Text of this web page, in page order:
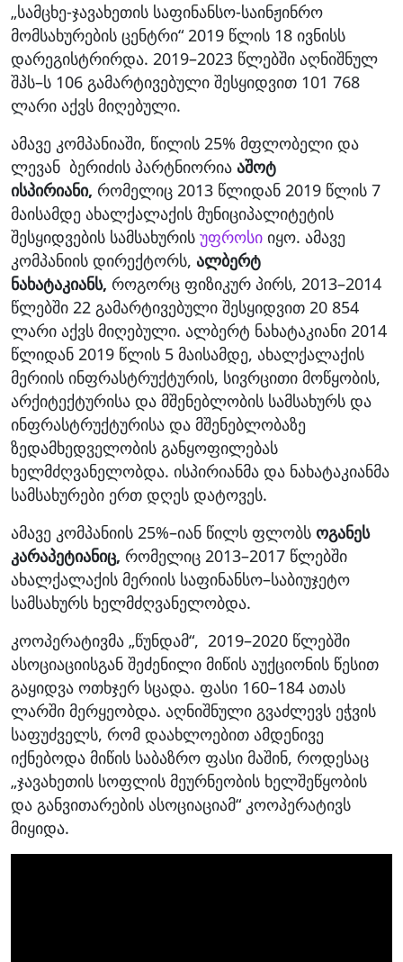
„სამცხე-ჯავახეთის საფინანსო-საინჟინრო
მომსახურების ცენტრი“ 2019 წლის 18 ივნისს
დარეგისტრირდა. 2019–2023 წლებში აღნიშნულ
შპს–ს 106 გამარტივებული შესყიდვით 101 768
ლარი აქვს მიღებული.
ამავე კომპანიაში, წილის 25% მფლობელი და
ლევან ბერიძის პარტნიორია აშოტ
ისპირიანი, რომელიც 2013 წლიდან 2019 წლის 7
მაისამდე ახალქალაქის მუნიციპალიტეტის
შესყიდვების სამსახურის უფროსი იყო. ამავე
კომპანიის დირექტორს, ალბერტ
ნახატაკიანს, როგორც ფიზიკურ პირს, 2013–2014
წლებში 22 გამარტივებული შესყიდვით 20 854
ლარი აქვს მიღებული. ალბერტ ნახატაკიანი 2014
წლიდან 2019 წლის 5 მაისამდე, ახალქალაქის
მერიის ინფრასტრუქტურის, სივრცითი მოწყობის,
არქიტექტურისა და მშენებლობის სამსახურს და
ინფრასტრუქტურისა და მშენებლობაზე
ზედამხედველობის განყოფილებას
ხელმძღვანელობდა. ისპირიანმა და ნახატაკიანმა
სამსახურები ერთ დღეს დატოვეს.
ამავე კომპანიის 25%–იან წილს ფლობს ოგანეს
კარაპეტიანიც, რომელიც 2013–2017 წლებში
ახალქალაქის მერიის საფინანსო–საბიუჯეტო
სამსახურს ხელმძღვანელობდა.
კოოპერატივმა „წუნდამ“, 2019–2020 წლებში
ასოციაციისგან შეძენილი მიწის აუქციონის წესით
გაყიდვა ოთხჯერ სცადა. ფასი 160–184 ათას
ლარში მერყეობდა. აღნიშნული გვაძლევს ეჭვის
საფუძველს, რომ დაახლოებით ამდენივე
იქნებოდა მიწის საბაზრო ფასი მაშინ, როდესაც
„ჯავახეთის სოფლის მეურნეობის ხელშეწყობის
და განვითარების ასოციაციამ“ კოოპერატივს
მიყიდა.